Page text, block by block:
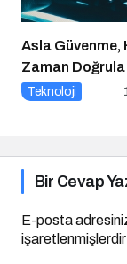
Asla Güvenme,
Zaman
Şirketler İçin
Teknoloji
Bir Cevap
E-posta
işaretlenmişlerdir